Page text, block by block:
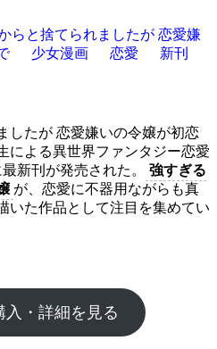
らと捨てられましたが 恋愛嫌
少女漫画 恋愛
新刊
したが 恋愛嫌いの令嬢が初恋
による異世界ファンタジー恋愛
新刊が発売された。
強すぎる
が、恋愛に不器用ながらも真
いた作品として注目を集めてい
入・詳細を見る